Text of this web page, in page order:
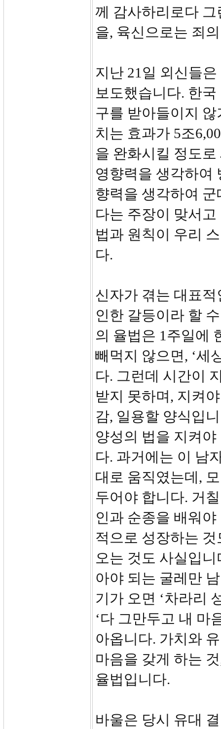
께 감사하리로다
을, 육신으로는 죄
지난 21일 외신들
보도했습니다. 한
구를 받아들이지
치는 효과가 5조
을 완화시킬 정도
영향력을 생각하여
향력을 생각하여
다는 주장이 맞서
법과 원칙이 우리
다.
신자가 겪는 대표
인한 갈등이라 할
의 율법은 1주일에
빼먹지 않으면, ‘세
다. 그런데 시간이
받지 못하며, 지켜
감, 일용할 양식입
양성의 법을 지켜
다. 과거에는 이 남
대로 움직였는데,
두어야 합니다. 거
인과 순종을 배워
적으로 성장하는
오는 것도 사실입
아야 되는 굴레만
기가 오면 ‘차라리
‘다 그만두고 내 마
아옵니다. 가치와
마음을 갖게 하는
율법입니다.
바울은 당시 유대